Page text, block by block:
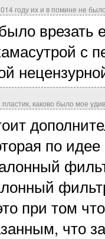
году их и в помине не
врезать
с
каково было мое
по
при том
что